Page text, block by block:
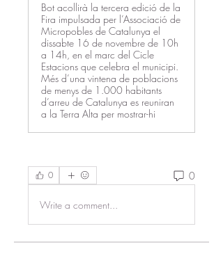
Bot acollirà la tercera edició de la
Fira impulsada per l’Associació de
Micropobles de Catalunya el
dissabte 16 de novembre de 10h
a 14h, en el marc del Cicle
Estacions que celebra el municipi.
Més d’una vintena de poblacions
de menys de 1.000 habitants
d’arreu de Catalunya es reuniran
a la Terra Alta per mostrar-hi
0 0
Write a comment...